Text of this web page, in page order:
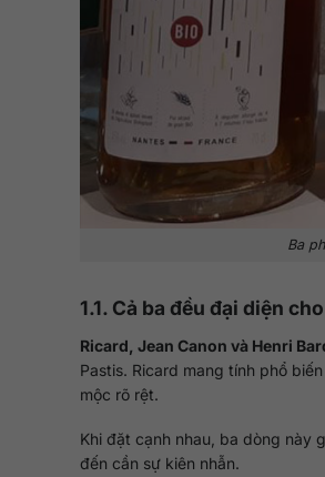
Ba
1.1. Cả ba đều đại diện
Ricard, Jean Canon và Henri
Pastis. Ricard mang tính phổ
mộc rõ rệt.
Khi đặt cạnh nhau, ba dòng này
đến cần sự kiên nhẫn.